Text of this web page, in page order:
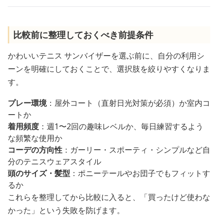
比較前に整理しておくべき前提条件
かわいいテニス サンバイザーを選ぶ前に、自分の利用シ
ーンを明確にしておくことで、選択肢を絞りやすくなりま
す。
プレー環境：屋外コート（直射日光対策が必須）か室内コ
ートか
着用頻度 ：週1〜2回の趣味レベルか、毎日練習するよう
な頻繁な使用か
コーデの方向性 ：ガーリー・スポーティ・シンプルなど自
分のテニスウェアスタイル
頭のサイズ・髪型 ：ポニーテールやお団子でもフィットす
るか
これらを整理してから比較に入ると、「買ったけど使わな
かった」という失敗を防げます。